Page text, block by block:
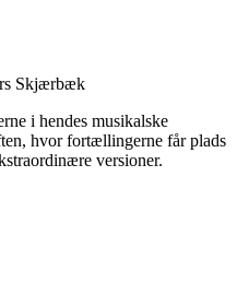
Skjærbæk
i hendes musikalske
hvor fortællingerne får plads
versioner.